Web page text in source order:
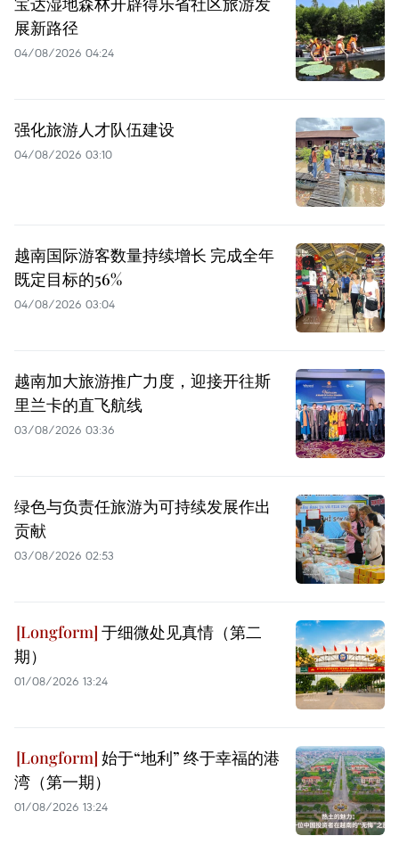
展新路径
04/08/2026 04:24
强化旅游人才队伍建设
04/08/2026 03:10
越南国际游客数量持续增长 完成全年
既定目标的56%
04/08/2026 03:04
越南加大旅游推广力度，迎接开往斯
里兰卡的直飞航线
03/08/2026 03:36
绿色与负责任旅游为可持续发展作出
贡献
03/08/2026 02:53
于细微处见真情（第二
期）
01/08/2026 13:24
始于“地利” 终于幸福的港
湾（第一期）
01/08/2026 13:24